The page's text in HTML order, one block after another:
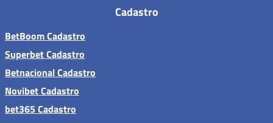
Cadastro
BetBoom Cadastro
Superbet Cadastro
Betnacional Cadastro
Novibet Cadastro
bet365 Cadastro